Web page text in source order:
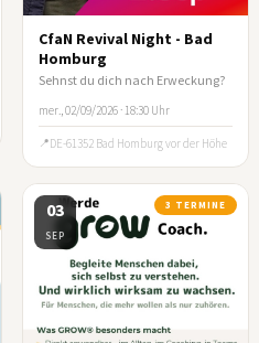
CfaN Revival Night - Bad
Homburg
Sehnst du dich nach Erweckung?
mer., 02/09/2026 · 18:30 Uhr
DE-61352 Bad Homburg vor der Höhe
03
SEP
3 TERMINE